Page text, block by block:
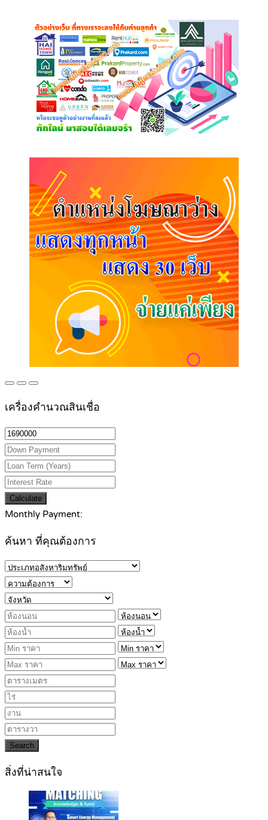
เครื่องคำนวณสินเชื่อ
Calculate
Monthly Payment:
ค้นหา ที่คุณต้องการ
Search
สิ่งที่น่าสนใจ